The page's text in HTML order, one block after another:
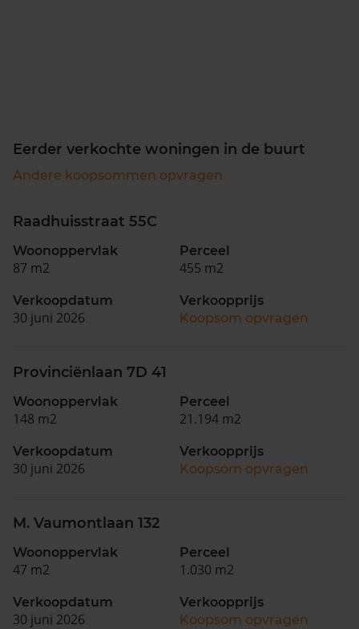
Eerder verkochte woningen in de buurt
Andere koopsommen opvragen
Raadhuisstraat 55C
Woonoppervlak
87 m2
Perceel
455 m2
Verkoopdatum
30 juni 2026
Verkoopprijs
Koopsom opvragen
Provinciënlaan 7D 41
Woonoppervlak
148 m2
Perceel
21.194 m2
Verkoopdatum
30 juni 2026
Verkoopprijs
Koopsom opvragen
M. Vaumontlaan 132
Woonoppervlak
47 m2
Perceel
1.030 m2
Verkoopdatum
30 juni 2026
Verkoopprijs
Koopsom opvragen